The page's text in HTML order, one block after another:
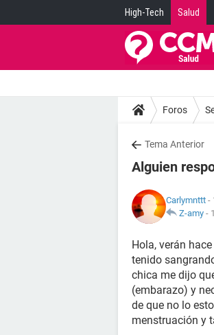
High-Tech Salud
Foros
Tema Anterior
Alguien
Carlymnttt -
Z-amy -
Hola, verán
tenido
chica me dijo
(embarazo) y
de que no lo
menstruación y